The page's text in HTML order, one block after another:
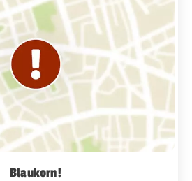
Blaukorn!